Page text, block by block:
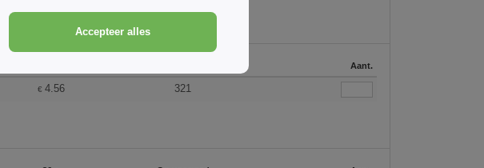
Aant.
€ 4.56 321
Accepteer alles